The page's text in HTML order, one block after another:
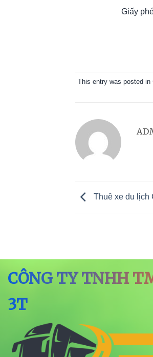
Giấy
This entry was posted in
Thuê xe du lịch
CÔNG TY TNHH
3T